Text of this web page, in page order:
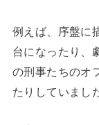
例えば、序盤に
台になったり、
の刑事たちのオ
たりしていまし